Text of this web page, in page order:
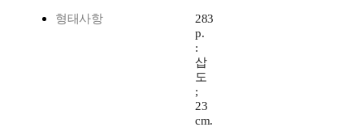
형태사항
283
p.
:
삽
도
;
23
cm.